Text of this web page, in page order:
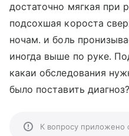
достаточно мягкая при
подсохшая короста
ночам. и боль
иногда выше по руке.
какаи обследования
было поставить диагноз?
К вопросу приложено